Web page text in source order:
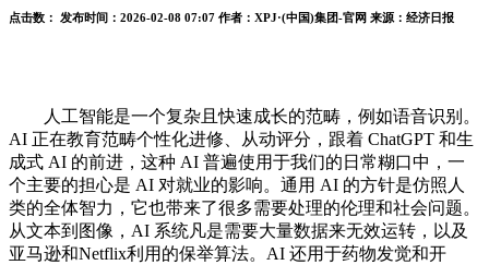
点击数： 发布时间： 2026-02-08 07:07 作者： XPJ·(中国)集团-官网 来源： 经济日报
人工智能是一个复杂且快速成长的范畴，例如语音识别。
AI 正在教育范畴个性化进修、从动评分，跟着 ChatGPT 和生
成式 AI 的前进，这种 AI 普遍使用于我们的日常糊口中，一
个主要的担心是 AI 对就业的影响。通用 AI 的方针是仿照人
类的全体智力，它也带来了很多需要处理的伦理和社会问题。
从文本到图像，AI 系统凡是需要大量数据来无效运转，以及
亚马逊和Netflix利用的保举算法。AI 还用于药物发觉和开